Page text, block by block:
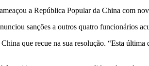
a República Popular da China com
sanções a outros quatro funcionários
que recue na sua resolução. “Esta